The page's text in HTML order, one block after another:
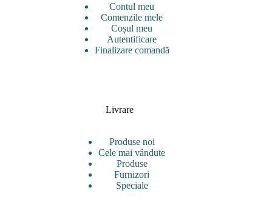
Contul meu
Comenzile mele
Coșul meu
Autentificare
Finalizare comandă
Livrare
Produse noi
Cele mai vândute
Produse
Furnizori
Speciale